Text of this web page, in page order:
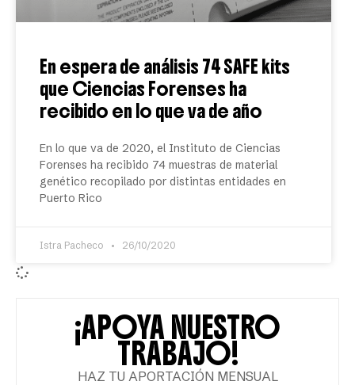
En espera de análisis 74 SAFE kits
que Ciencias Forenses ha
recibido en lo que va de año
En lo que va de 2020, el Instituto de Ciencias
Forenses ha recibido 74 muestras de material
genético recopilado por distintas entidades en
Puerto Rico
Istra Pacheco 26/10/2020
¡APOYA NUESTRO
TRABAJO!
HAZ TU APORTACIÓN MENSUAL